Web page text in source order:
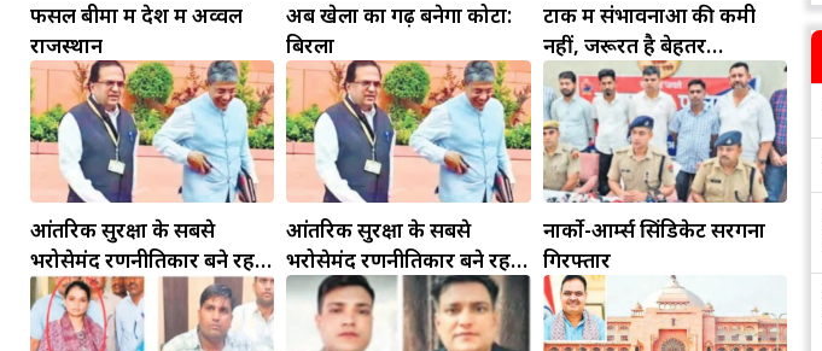
फसल बीमा में देश में अव्वल
राजस्थान
अब खेलों का गढ़ बनेगा कोटा:
बिरला
टोंक में संभावनाओं की कमी
नहीं, जरूरत है बेहतर
इंफ्रास्ट्रक्चर की
आंतरिक सुरक्षा के सबसे
भरोसेमंद रणनीतिकार बने रहेंगे
गोविंद मोहन
आंतरिक सुरक्षा के सबसे
भरोसेमंद रणनीतिकार बने रहेंगे
गोविंद मोहन
नार्को-आर्म्स सिंडिकेट सरगना
गिरफ्तार